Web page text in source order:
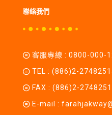
聯絡我們
客服專線 : 0800-000-
TEL : (886)2-
FAX : (886)2-
E-mail :